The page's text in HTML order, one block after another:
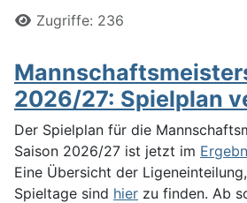
Zugriffe: 236
2026/27: Spielplan
Der Spielplan für die
Saison 2026/27 ist jetzt im
Eine Übersicht der
Spieltage sind hier zu finden. Ab